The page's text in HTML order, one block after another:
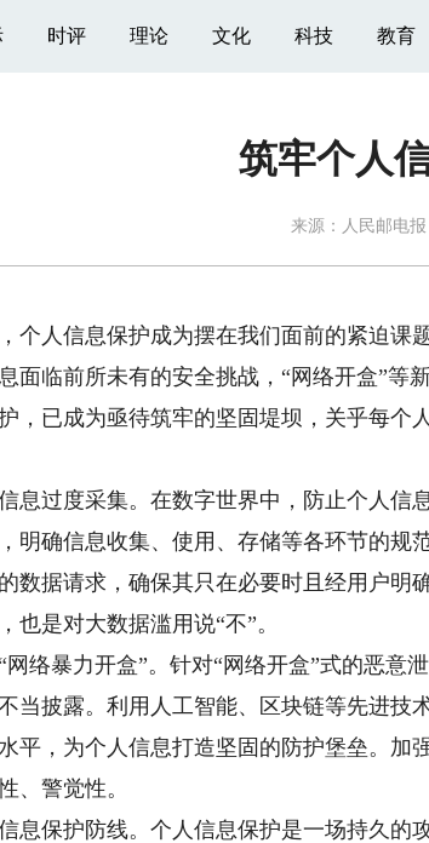
时评 理论 文化 科技 教育
筑牢个人
来源： 人民邮电报
人信息保护成为摆在我们面前的紧迫课
面临前所未有的安全挑战，“网络开盒”等
，已成为亟待筑牢的坚固堤坝，关乎每个
过度采集。在数字世界中，防止个人信
明确信息收集、使用、存储等各环节的规
数据请求，确保其只在必要时且经用户明
也是对大数据滥用说“不”。
暴力开盒”。针对“网络开盒”式的恶意
当披露。利用人工智能、区块链等先进技
平，为个人信息打造坚固的防护堡垒。加
、警觉性。
保护防线。个人信息保护是一场持久的